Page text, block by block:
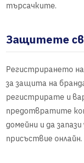
търсачките.
Защитете
Регистрирането
за защита на
регистрирате и
предотвратите
домейни и да
присъствие онлайн.